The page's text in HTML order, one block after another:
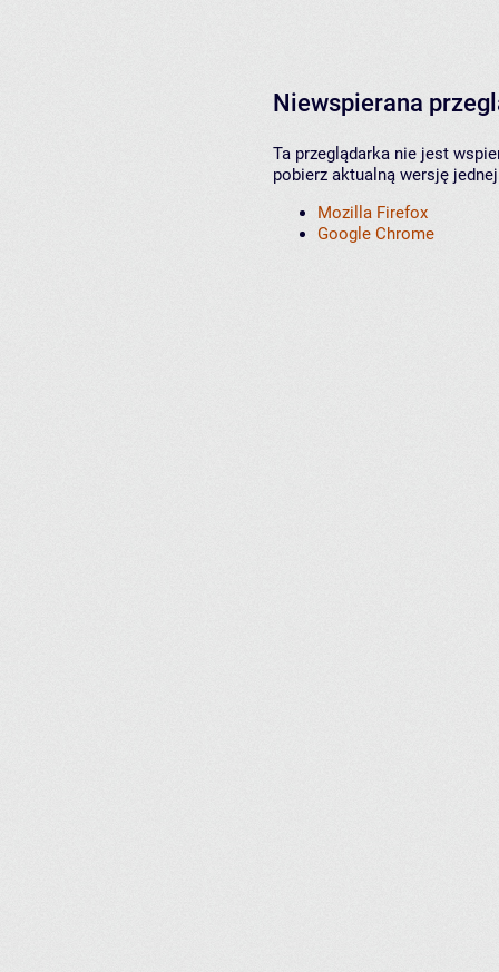
Niewspierana
Ta przeglądarka nie jest
pobierz aktualną wersję
Mozilla Firefox
Google Chrome